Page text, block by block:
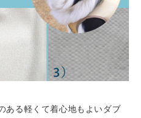
ある軽くて着心地もよいダブ